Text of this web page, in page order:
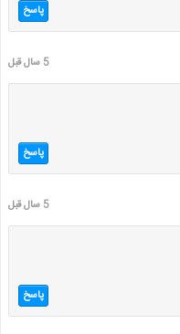
پاسخ
5 سال قبل
پاسخ
5 سال قبل
پاسخ